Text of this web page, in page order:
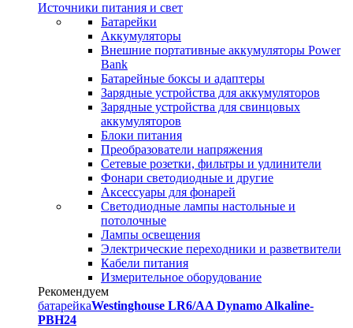
Источники питания и свет
Батарейки
Аккумуляторы
Внешние портативные аккумуляторы Power
Bank
Батарейные боксы и адаптеры
Зарядные устройства для аккумуляторов
Зарядные устройства для свинцовых
аккумуляторов
Блоки питания
Преобразователи напряжения
Сетевые розетки, фильтры и удлинители
Фонари светодиодные и другие
Аксессуары для фонарей
Светодиодные лампы настольные и
потолочные
Лампы освещения
Электрические переходники и разветвители
Кабели питания
Измерительное оборудование
Рекомендуем
батарейкаWestinghouse LR6/AA Dynamo Alkaline-
PBH24